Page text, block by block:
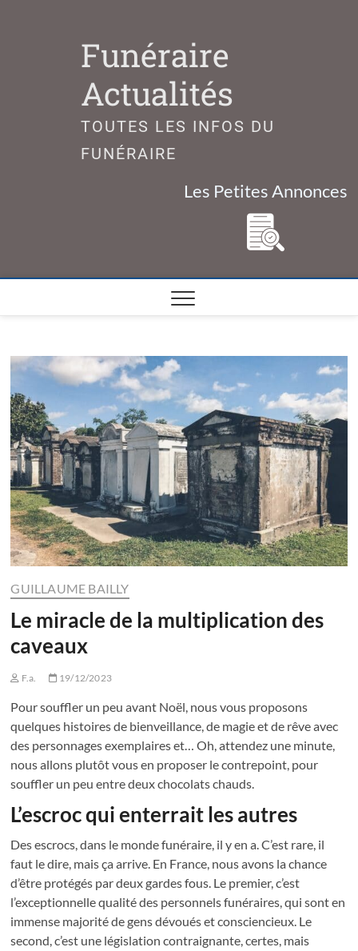
Funéraire
Actualités
TOUTES LES INFOS DU
FUNÉRAIRE
Les Petites Annonces
GUILLAUME BAILLY
Le miracle de la multiplication des
caveaux
F.a. 19/12/2023
Pour souffler un peu avant Noël, nous vous proposons
quelques histoires de bienveillance, de magie et de rêve avec
des personnages exemplaires et… Oh, attendez une minute,
nous allons plutôt vous en proposer le contrepoint, pour
souffler un peu entre deux chocolats chauds.
L’escroc qui enterrait les autres
Des escrocs, dans le monde funéraire, il y en a. C’est rare, il
faut le dire, mais ça arrive. En France, nous avons la chance
d’être protégés par deux gardes fous. Le premier, c’est
l’exceptionnelle qualité des personnels funéraires, qui sont en
immense majorité de gens dévoués et consciencieux. Le
second, c’est une législation contraignante, certes, mais